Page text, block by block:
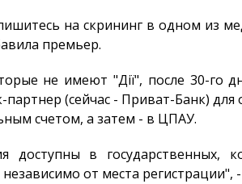
на скрининг в одном из
премьер.
не имеют "Дії", после 30-го
партнер (сейчас - Приват-Банк)
счетом, а затем - в ЦПАУ.
в государственных,
от места регистрации",